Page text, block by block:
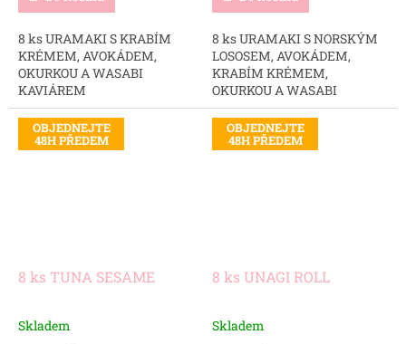
8 ks URAMAKI S KRABÍM
KRÉMEM, AVOKÁDEM,
OKURKOU A WASABI
KAVIÁREM
8 ks URAMAKI S NORSKÝM
LOSOSEM, AVOKÁDEM,
KRABÍM KRÉMEM,
OKURKOU A WASABI
DRESINKEM
OBJEDNEJTE
48H PŘEDEM
8 ks TUNA SESAME
Skladem
OBJEDNEJTE
48H PŘEDEM
8 ks UNAGI ROLL
Skladem